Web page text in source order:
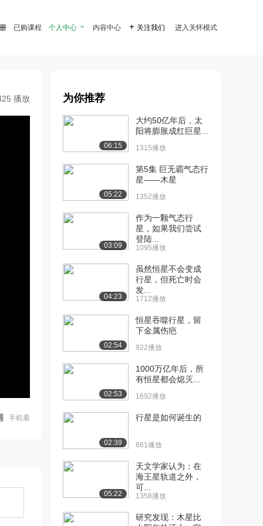
已购课程 个人中心  内容中心  关注我们 进入关怀模式
播放
手机看
为你推荐
06:15
大约50亿年后，太
阳将膨胀成红巨星...
1315播放
05:22
第5集 巨无霸气态行
星——木星
1352播放
03:09
作为一颗气态行
星，如果我们尝试
登陆...
1095播放
04:23
虽然恒星不会变成
行星，但死亡时会
发...
1712播放
02:54
恒星吞噬行星，留
下金属伤疤
922播放
02:53
1000万亿年后，所
有恒星都会熄灭...
1692播放
02:39
行星是如何诞生的
661播放
05:22
天文学家认为：在
海王星轨道之外，
可...
1358播放
研究发现：木星比